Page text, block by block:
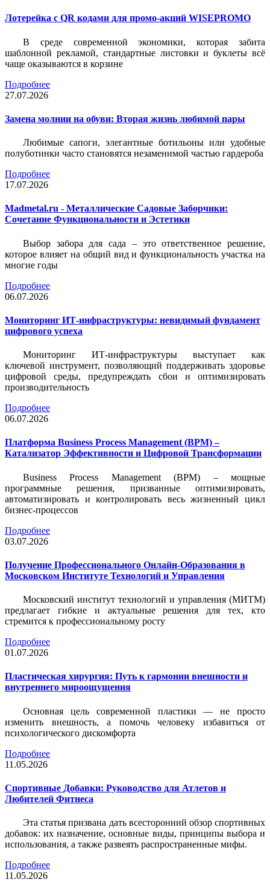
Лотерейка c QR кодами для промо-акций WISEPROMO
В среде современной экономики, которая забита
шаблонной рекламой, стандартные листовки и буклеты всё
чаще оказываются в корзине
Подробнее
27.07.2026
Замена молнии на обуви: Вторая жизнь любимой пары
Любимые сапоги, элегантные ботильоны или удобные
полуботинки часто становятся незаменимой частью гардероба
Подробнее
17.07.2026
Madmetal.ru - Металлические Садовые Заборчики:
Сочетание Функциональности и Эстетики
Выбор забора для сада – это ответственное решение,
которое влияет на общий вид и функциональность участка на
многие годы
Подробнее
06.07.2026
Мониторинг ИТ-инфраструктуры: невидимый фундамент
цифрового успеха
Мониторинг ИТ-инфраструктуры выступает как
ключевой инструмент, позволяющий поддерживать здоровье
цифровой среды, предупреждать сбои и оптимизировать
производительность
Подробнее
06.07.2026
Платформа Business Process Management (BPM) –
Катализатор Эффективности и Цифровой Трансформации
Business Process Management (BPM) – мощные
программные решения, призванные оптимизировать,
автоматизировать и контролировать весь жизненный цикл
бизнес-процессов
Подробнее
03.07.2026
Получение Профессионального Онлайн-Образования в
Московском Институте Технологий и Управления
Московский институт технологий и управления (МИТМ)
предлагает гибкие и актуальные решения для тех, кто
стремится к профессиональному росту
Подробнее
01.07.2026
Пластическая хирургия: Путь к гармонии внешности и
внутреннего мироощущения
Основная цель современной пластики — не просто
изменить внешность, а помочь человеку избавиться от
психологического дискомфорта
Подробнее
11.05.2026
Спортивные Добавки: Руководство для Атлетов и
Любителей Фитнеса
Эта статья призвана дать всесторонний обзор спортивных
добавок: их назначение, основные виды, принципы выбора и
использования, а также развеять распространенные мифы.
Подробнее
11.05.2026